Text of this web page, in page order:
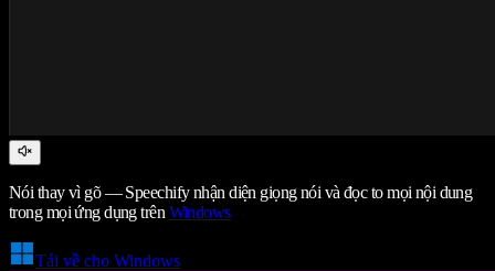
Nói thay vì gõ — Speechify nhận diện giọng nói và đọc to mọi nội dung
trong mọi ứng dụng trên Windows
Tải về cho Windows